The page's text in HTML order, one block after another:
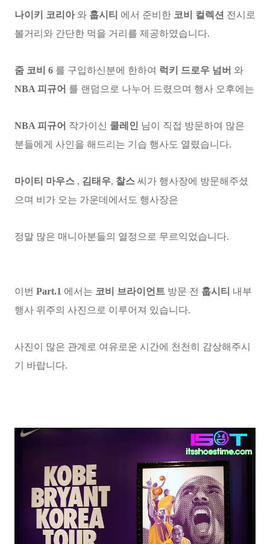
나이키 코리아와 훕시티 에서 준비한 코비 컬렉션 전시로
볼거리와 간단한 먹을 거리를 제공하였습니다.
줌 코비 6 를 구입하신분에 한하여 럭키 드로우 넘버 와
NBA 피규어 를 랜덤으로 나누어 드렸으며 행사 오후에는
NBA 피규어 작가이신 쿨레인 님이 직접 방문하여 많은
분들에게 사인을 해드리는 기습 행사도 열렸습니다.
마이티 마우스 , 김태우, 찰스 씨가 행사장에 방문해주셨
으며 비가 오는 가운데에서도 행사장은
정말 많은 매니아분들의 열정으로 무르익었습니다.
이번 Part.1 에서는 코비 브라이언트 방문 전 훕시티 내부
행사 위주의 사진으로 이루어져 있습니다.
사진이 많은 관계로 여유로운 시간에 천천히 감상해주시
기 바랍니다.